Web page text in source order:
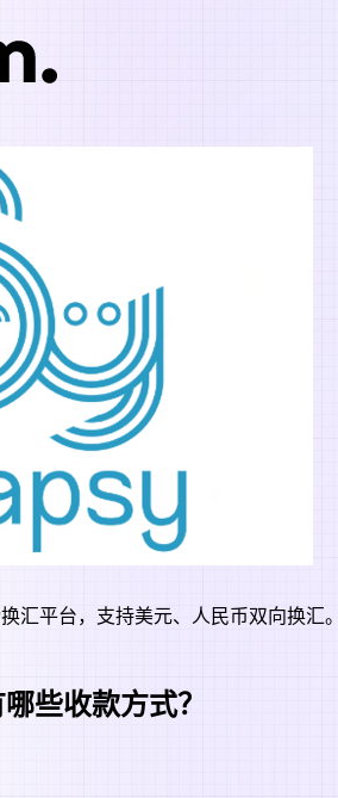
汇平台，支持美元、人民币双向换汇。
些收款方式？